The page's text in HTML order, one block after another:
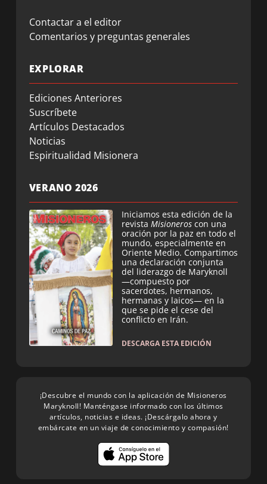
Contactar a el editor
Comentarios y preguntas generales
EXPLORAR
Ediciones Anteriores
Suscríbete
Artículos Destacados
Noticias
Espiritualidad Misionera
VERANO 2026
Iniciamos esta edición de la
revista Misioneros con una
oración por la paz en todo el
mundo, especialmente en
Oriente Medio. Compartimos
una declaración conjunta
del liderazgo de Maryknoll
—compuesto por
sacerdotes, hermanos,
hermanas y laicos— en la
que se pide el cese del
conflicto en Irán.
DESCARGA ESTA EDICIÓN
¡Descubre el mundo con la aplicación de Misioneros
Maryknoll! Manténgase informado con los últimos
artículos, noticias e ideas. ¡Descárgalo ahora y
embárcate en un viaje de conocimiento y compasión!